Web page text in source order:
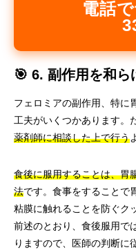
電話
🎯 6. 副作用を和
フェロミアの副作用、特に
工夫がいくつかあります。
薬剤師に相談した上で行う
食後に服用することは、胃
法です。食事をすることで
粘膜に触れることを防ぐク
前述のとおり、食後服用で
りますので、医師の判断に